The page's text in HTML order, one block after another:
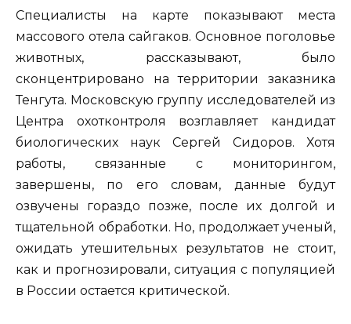
Специалисты на карте показывают места
массового отела сайгаков. Основное поголовье
животных, рассказывают, было
сконцентрировано на территории заказника
Тенгута. Московскую группу исследователей из
Центра охотконтроля возглавляет кандидат
биологических наук Сергей Сидоров. Хотя
работы, связанные с мониторингом,
завершены, по его словам, данные будут
озвучены гораздо позже, после их долгой и
тщательной обработки. Но, продолжает ученый,
ожидать утешительных результатов не стоит,
как и прогнозировали, ситуация с популяцией
в России остается критической.